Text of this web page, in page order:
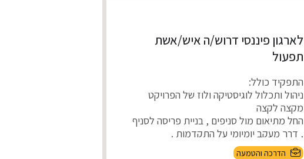
לארגון פיננסי דרוש/ה איש/אשת
תפעול
התפקיד כולל:
ניהול ותכלול לוגיסטיקה ולוז של הפרויקט
מקצה לקצה
החל מתיאום מול סניפים , בניית פריסה לסניף
, דרך מעקב יומיומי על התקדמות .
...
הדרכה והטמעה